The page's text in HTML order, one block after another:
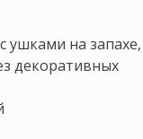
ушками на запахе,
декоративных